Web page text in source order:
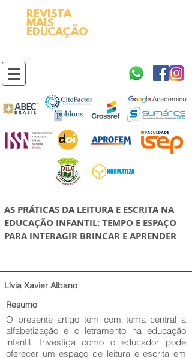
REVISTA
MAIS
EDUCAÇÃO
AS PRÁTICAS DA LEITURA E ESCRITA NA
EDUCAÇÃO INFANTIL: TEMPO E ESPAÇO
PARA INTERAGIR BRINCAR E APRENDER
Lívia Xavier Albano
Resumo
O presente artigo tem com tema central a
alfabetização e o letramento na educação
infantil. Investiga como o educador pode
oferecer um espaço de leitura e escrita em